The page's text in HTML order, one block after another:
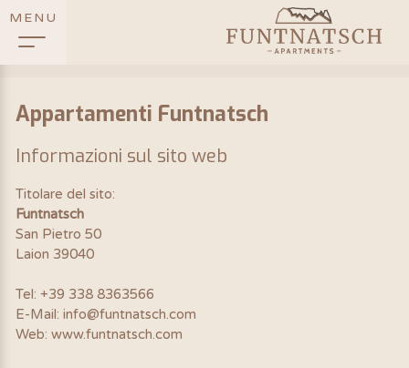
MENU
Appartamenti Funtnatsch
Informazioni sul sito web
Titolare del sito:
Funtnatsch
San Pietro 50
Laion 39040
Tel: +39 338 8363566
E-Mail: info@funtnatsch.com
Web: www.funtnatsch.com